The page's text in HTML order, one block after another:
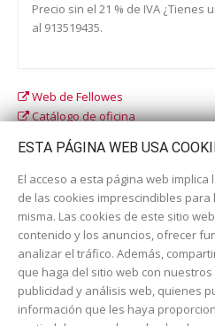
Precio sin el 21 % de IVA
al 913519435.
Web de Fellowes
Catálogo de oficina
Dirección: c/ Cercedilla nº 14,
ESTA PÁGINA WEB USA
El acceso a esta página web
de las cookies imprescindibles
misma. Las cookies de este sitio
contenido y los anuncios, ofrecer
analizar el tráfico. Además,
que haga del sitio web con
publicidad y análisis web, quienes
información que les haya